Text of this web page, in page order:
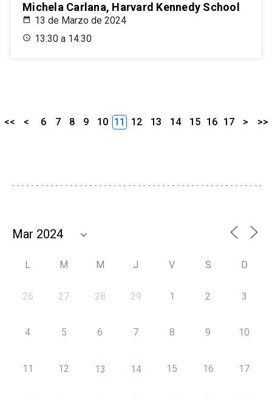
Michela Carlana, Harvard Kennedy School
13 de Marzo de 2024
13:30 a 14:30
<< < 6 7 8 9 10 11 12 13 14 15 16 17 > >>
L M M J V S D
26 27 28 29 1 2 3
4 5 6 7 8 9 10
11 12 13 14 15 16 17